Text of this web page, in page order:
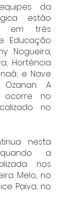
da
estão
em três
Educação
Nogueira,
Hortência
e Nave
A
ocorre no
no
nesta
a
nos
Melo, no
Paiva, no